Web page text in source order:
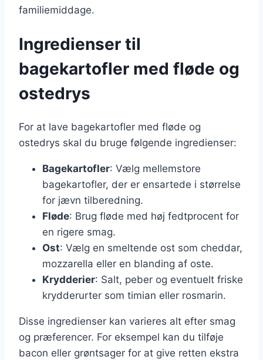
familiemiddage.
Ingredienser til
bagekartofler med fløde og
ostedrys
For at lave bagekartofler med fløde og
ostedrys skal du bruge følgende ingredienser:
Bagekartofler: Vælg mellemstore
bagekartofler, der er ensartede i størrelse
for jævn tilberedning.
Fløde: Brug fløde med høj fedtprocent for
en rigere smag.
Ost: Vælg en smeltende ost som cheddar,
mozzarella eller en blanding af oste.
Krydderier: Salt, peber og eventuelt friske
krydderurter som timian eller rosmarin.
Disse ingredienser kan varieres alt efter smag
og præferencer. For eksempel kan du tilføje
bacon eller grøntsager for at give retten ekstra